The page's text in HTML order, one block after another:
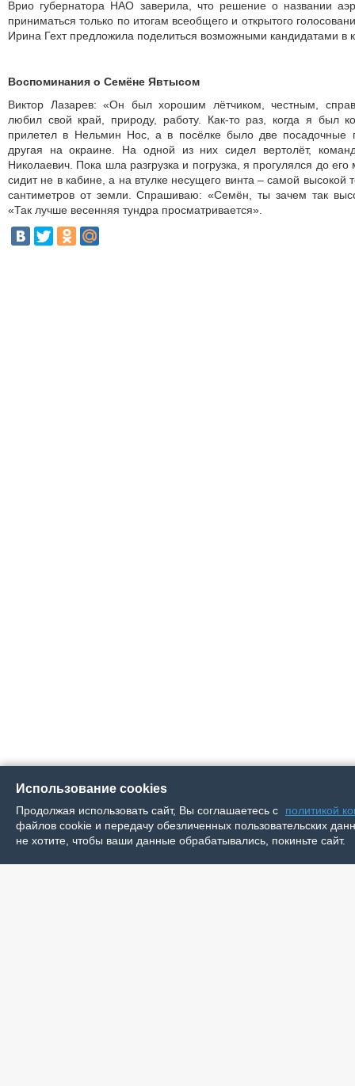
Врио губернатора НАО заверила, что решение о названии
приниматься только по итогам всеобщего и открытого
Ирина Гехт предложила поделиться возможными кандидатами в
Воспоминания о Семёне Явтысом
Виктор Лазарев: «Он был хорошим лётчиком, честным,
любил свой край, природу, работу. Как-то раз, когда я был
прилетел в Нельмин Нос, а в посёлке было две посадочные
другая на окраине. На одной из них сидел вертолёт,
Николаевич. Пока шла разгрузка и погрузка, я прогулялся до
сидит не в кабине, а на втулке несущего винта – самой высокой
сантиметров от земли. Спрашиваю: «Семён, ты зачем так
«Так лучше весенняя тундра просматривается».
Использование cookies
Продолжая использовать сайт, Вы соглашаетесь с
политикой
файлов cookie и передачу обезличенных пользовательских
не хотите, чтобы ваши данные обрабатывались, покиньте сайт.